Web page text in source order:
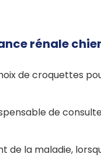
rénale
de croquettes
de
la maladie,